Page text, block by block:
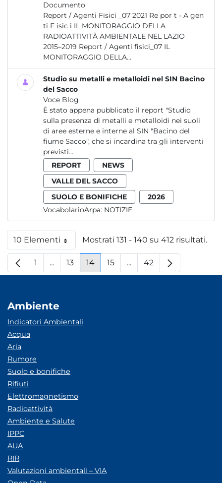
Documento
Report / Agenti Fisici _07 2021 Re por t - A gen
ti F isic i IL MONITORAGGIO DELLA
RADIOATTIVITÀ AMBIENTALE NEL LAZIO
2015–2019 Report / Agenti fisici_07 IL
MONITORAGGIO DELLA...
Studio su metalli e metalloidi nel SIN Bacino
del Sacco
Voce Blog
È stato appena pubblicato il report "Studio
sulla presenza di metalli e metalloidi nei suoli
di aree esterne e interne al SIN "Bacino del
fiume Sacco", che si incardina tra gli interventi
previsti...
REPORT
NEWS
VALLE DEL SACCO
SUOLO E BONIFICHE
2026
VocabolarioArpa: NOTIZIE
10 ElementiPer paginaMostrati 131 - 140 su 412 risultati.
Pagina
1 ...Pagine intermedie
Pagina
13 Pagina
14 Pagina
15 ...Pagine intermedie
Pagina
42
Ambiente
Indicatori Ambientali
Acqua
Aria
Rumore
Suolo e bonifiche
Rifiuti
Elettromagnetismo
Radioattività
Ambiente e Salute
IPPC
AUA
RIR
Valutazioni ambientali – VIA